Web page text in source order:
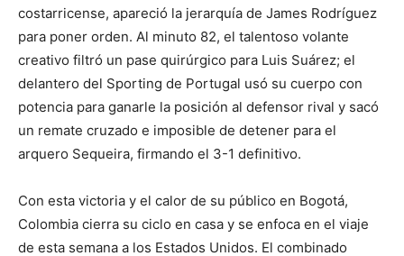
costarricense, apareció la jerarquía de James Rodríguez
para poner orden. Al minuto 82, el talentoso volante
creativo filtró un pase quirúrgico para Luis Suárez; el
delantero del Sporting de Portugal usó su cuerpo con
potencia para ganarle la posición al defensor rival y sacó
un remate cruzado e imposible de detener para el
arquero Sequeira, firmando el 3-1 definitivo.
Con esta victoria y el calor de su público en Bogotá,
Colombia cierra su ciclo en casa y se enfoca en el viaje
de esta semana a los Estados Unidos. El combinado